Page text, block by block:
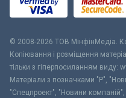
© 2008-2026 ТОВ МiнфiнМедiа.
Копіювання і розміщення
тільки з гіперпосиланням виду:
Матеріали з позначками "Р",
"Спецпроект", "Новини